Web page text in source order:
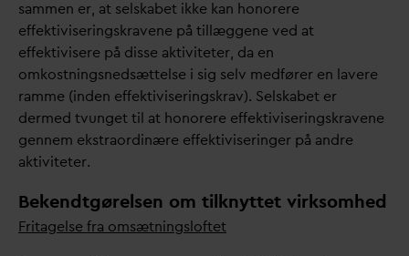
sammen er, at selskabet ikke kan honorere
effektiviseringskravene på tillæggene ved at
effektivisere på disse aktiviteter, da en
omkostningsnedsættelse i sig selv medfører en lavere
ramme (inden effektiviseringskrav). Selskabet er
dermed tvunget til at honorere effektiviseringskravene
gennem ekstraordinære effektiviseringer på andre
aktiviteter.
Bekendtgørelsen om tilknyttet virksomhed
Fritagelse fra omsætningsloftet